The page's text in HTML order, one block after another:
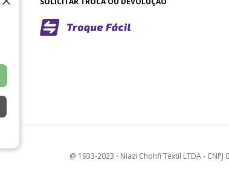
@ 1933-2023 - Niazi Chohfi Têxtil LTDA -